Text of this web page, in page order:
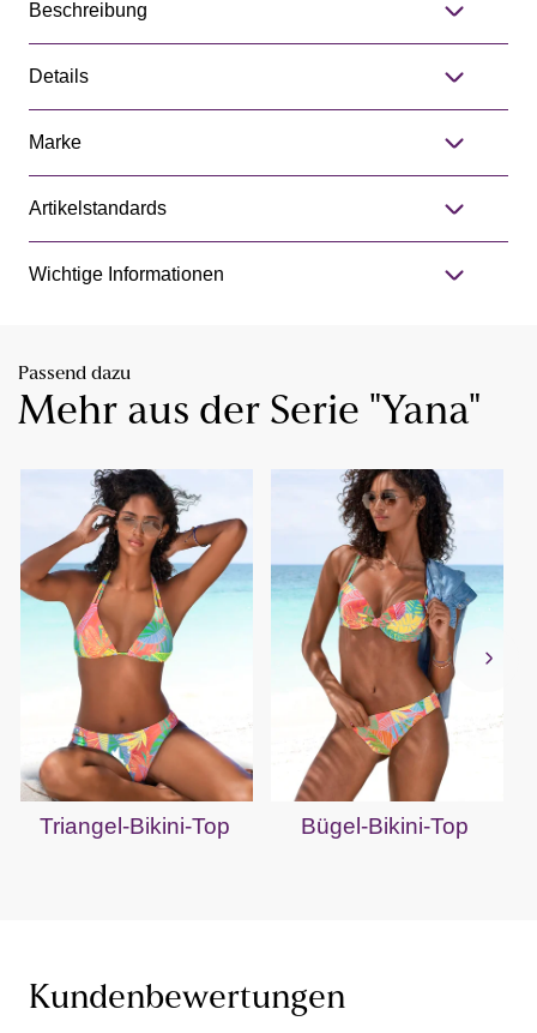
Beschreibung
Details
Marke
Artikelstandards
Wichtige Informationen
Passend dazu
Mehr aus der Serie "Yana"
Triangel-Bikini-Top Bügel-Bikini-Top
Kundenbewertungen